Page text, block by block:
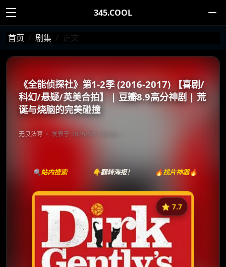
345.COOL
首页 剧集 正文
《全能侦探社》第1-2季 (2016-2017) 【喜剧/
科幻/悬疑/英美合拍】 | 豆瓣8.9高分神剧 | 荒
诞与烧脑的完美碰撞
无良法尊 发表于 2025/6/11 20:20
🔍站内搜索 👇翻转海报！ 🔥找片神器🔥
⭐️ 7.7
《全能侦探社》
⭐
收藏
⭐️ 评分：7.7 | 🎬 2016年
✅ 已完结